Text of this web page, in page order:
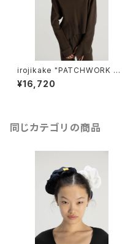
irojikake "PATCHWORK TO
PS"(CHARCOAL)
¥16,720
同じカテゴリの商品